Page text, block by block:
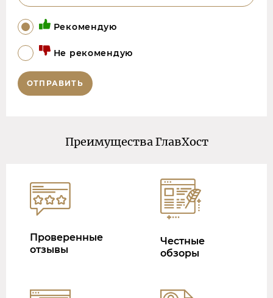
Рекомендую
Не рекомендую
ОТПРАВИТЬ
Преимущества ГлавХост
Проверенные
отзывы
Честные
обзоры